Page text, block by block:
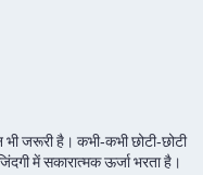
जरूरी है। कभी‑कभी छोटी‑छोटी
में सकारात्मक ऊर्जा भरता है।